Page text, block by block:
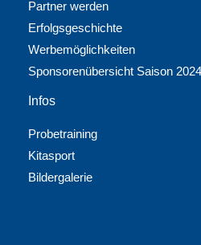
Partner werden
Erfolgsgeschichte
Werbemöglichkeiten
Sponsorenübersicht Saison
Infos
Probetraining
Kitasport
Bildergalerie